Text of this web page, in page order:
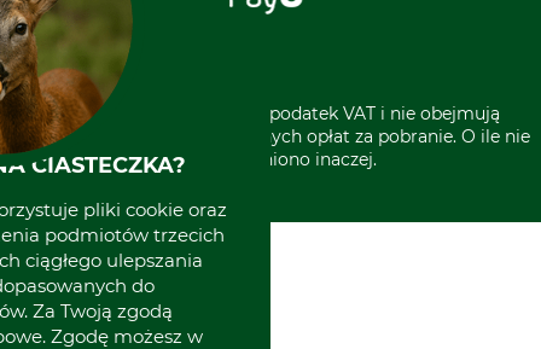
Grube w Europie
* Wszystkie ceny zawierają podatek VAT i nie obejmują
kosztów wysyłki lub ewentualnych opłat za pobranie. O ile nie
wyszczególniono inaczej.
CIASTECZKA?
pliki cookie oraz
podmiotów trzecich
ciągłego ulepszania
do
Za Twoją zgodą
Zgodę możesz w